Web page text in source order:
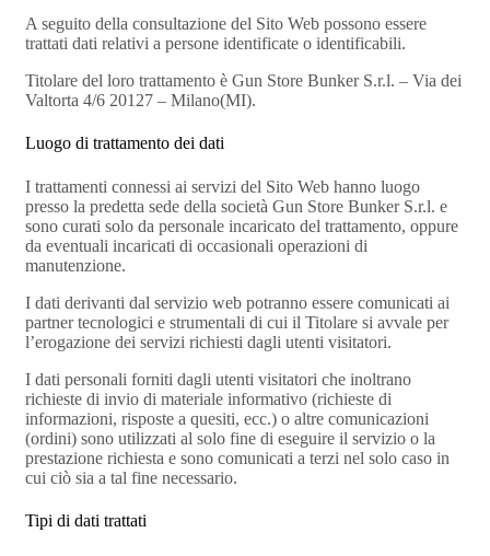
A seguito della consultazione del Sito Web possono essere
trattati dati relativi a persone identificate o identificabili.
Titolare del loro trattamento è Gun Store Bunker S.r.l. – Via dei
Valtorta 4/6 20127 – Milano(MI).
Luogo di trattamento dei dati
I trattamenti connessi ai servizi del Sito Web hanno luogo
presso la predetta sede della società Gun Store Bunker S.r.l. e
sono curati solo da personale incaricato del trattamento, oppure
da eventuali incaricati di occasionali operazioni di
manutenzione.
I dati derivanti dal servizio web potranno essere comunicati ai
partner tecnologici e strumentali di cui il Titolare si avvale per
l’erogazione dei servizi richiesti dagli utenti visitatori.
I dati personali forniti dagli utenti visitatori che inoltrano
richieste di invio di materiale informativo (richieste di
informazioni, risposte a quesiti, ecc.) o altre comunicazioni
(ordini) sono utilizzati al solo fine di eseguire il servizio o la
prestazione richiesta e sono comunicati a terzi nel solo caso in
cui ciò sia a tal fine necessario.
Tipi di dati trattati